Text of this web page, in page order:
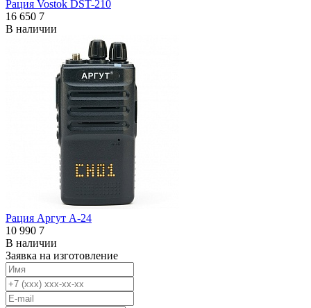
Рация Vostok DST-210
16 650 7
В наличии
Рация Аргут А-24
10 990 7
В наличии
Заявка на изготовление